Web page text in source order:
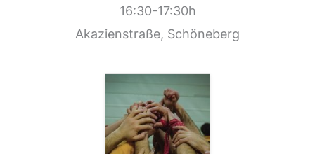
16:30-17:30h
Akazienstraße, Schöneberg